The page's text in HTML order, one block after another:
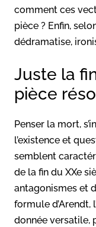
comment ces
pièce ? Enfin,
dédramatise,
Juste la
pièce
Penser la mort,
l’existence et
semblent
de la fin du XXe
antagonismes et
formule d’Arendt,
donnée versatile,